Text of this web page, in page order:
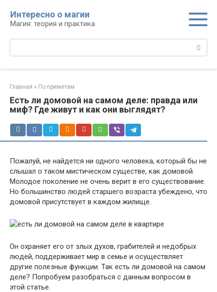
контенту
Интересно о магии
Магия: теория и практика
Главная » По приметам
Есть ли домовой на самом деле: правда или
миф? Где живут и как они выглядят?
Пожалуй, не найдется ни одного человека, который бы не
слышал о таком мистическом существе, как домовой.
Молодое поколение не очень верит в его существование.
Но большинство людей старшего возраста убеждено, что
домовой присутствует в каждом жилище.
Он охраняет его от злых духов, грабителей и недобрых
людей, поддерживает мир в семье и осуществляет
другие полезные функции. Так есть ли домовой на самом
деле? Попробуем разобраться с данным вопросом в
этой статье.